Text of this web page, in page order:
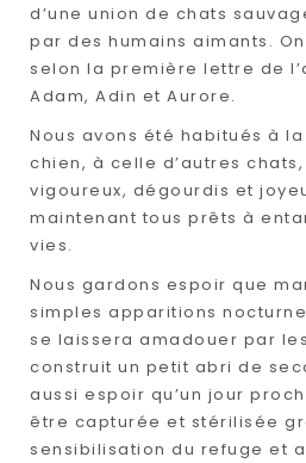
d’une union de chats
par des humains aimants.
selon la première lettre de
Adam, Adin et Aurore.
Nous avons été habitués à la
chien, à celle d’autres
vigoureux, dégourdis et
maintenant tous prêts à
vies.
Nous gardons espoir que
simples apparitions
se laissera amadouer par
construit un petit abri de
aussi espoir qu’un jour
être capturée et stérilisée
sensibilisation du refuge et